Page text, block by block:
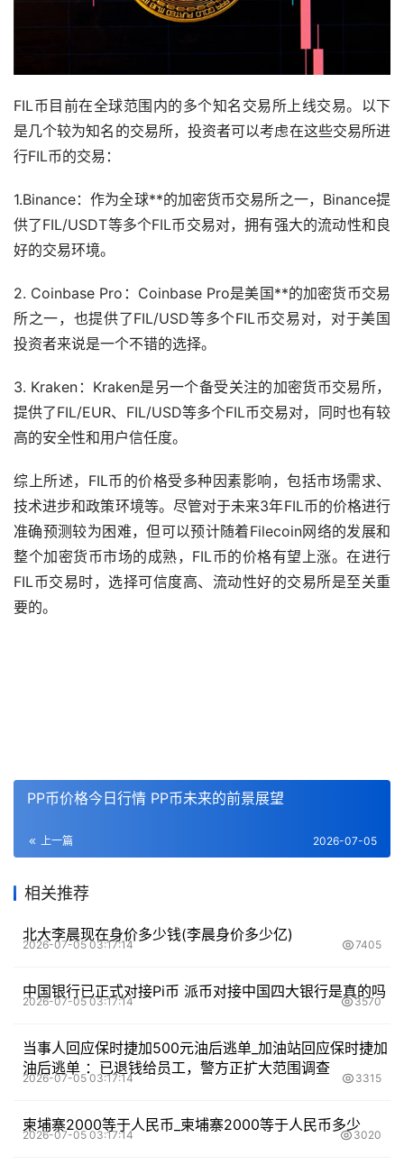
FIL币目前在全球范围内的多个知名交易所上线交易。以下
是几个较为知名的交易所，投资者可以考虑在这些交易所进
行FIL币的交易：
1.Binance：作为全球**的加密货币交易所之一，Binance提
供了FIL/USDT等多个FIL币交易对，拥有强大的流动性和良
好的交易环境。
2. Coinbase Pro：Coinbase Pro是美国**的加密货币交易
所之一，也提供了FIL/USD等多个FIL币交易对，对于美国
投资者来说是一个不错的选择。
3. Kraken：Kraken是另一个备受关注的加密货币交易所，
提供了FIL/EUR、FIL/USD等多个FIL币交易对，同时也有较
高的安全性和用户信任度。
综上所述，FIL币的价格受多种因素影响，包括市场需求、
技术进步和政策环境等。尽管对于未来3年FIL币的价格进行
准确预测较为困难，但可以预计随着Filecoin网络的发展和
整个加密货币市场的成熟，FIL币的价格有望上涨。在进行
FIL币交易时，选择可信度高、流动性好的交易所是至关重
要的。
PP币价格今日行情 PP币未来的前景展望
上一篇 2026-07-05
相关推荐
北大李晨现在身价多少钱(李晨身价多少亿)
2026-07-05 03:17:14 7405
中国银行已正式对接Pi币 派币对接中国四大银行是真的吗
2026-07-05 03:17:14 3570
当事人回应保时捷加500元油后逃单_加油站回应保时捷加
油后逃单 ：已退钱给员工，警方正扩大范围调查
2026-07-05 03:17:14 3315
柬埔寨2000等于人民币_柬埔寨2000等于人民币多少
2026-07-05 03:17:14 3020